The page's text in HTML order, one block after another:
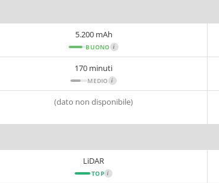
5.200 mAh
BUONO i
170 minuti
MEDIO i
(dato non disponibile)
LiDAR
TOP i